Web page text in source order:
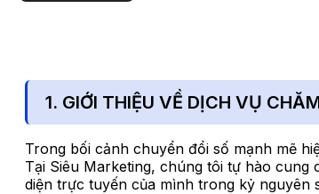
1. GIỚI THIỆU VỀ DỊCH VỤ
Trong bối cảnh chuyển đổi số mạnh mẽ
Tại Siêu Marketing, chúng tôi tự hào
diện trực tuyến của mình trong kỷ nguyên